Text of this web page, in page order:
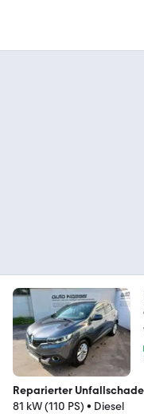
Reparierter
81 kW (110 PS) • Diesel